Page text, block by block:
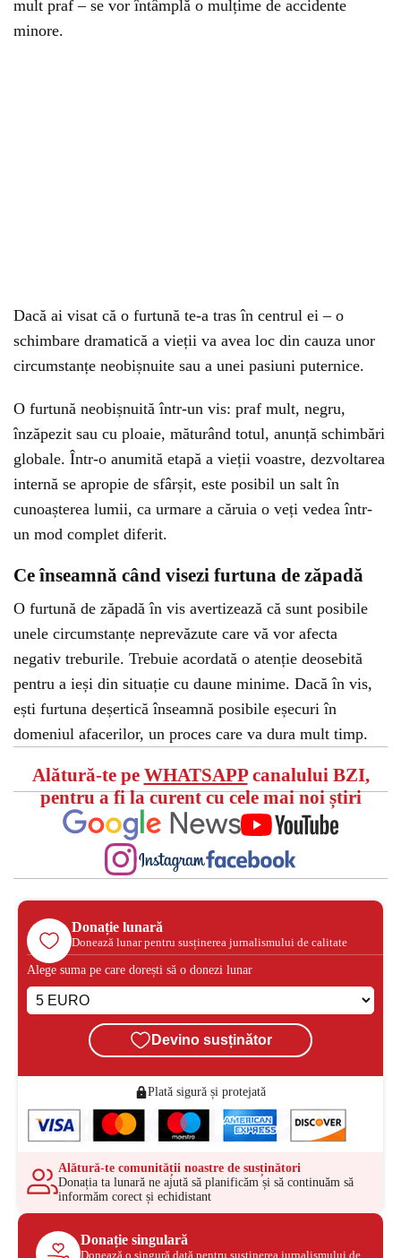
mult praf – se vor întâmplă o mulțime de accidente
minore.
Dacă ai visat că o furtună te-a tras în centrul ei – o
schimbare dramatică a vieții va avea loc din cauza unor
circumstanțe neobișnuite sau a unei pasiuni puternice.
O furtună neobișnuită într-un vis: praf mult, negru,
înzăpezit sau cu ploaie, măturând totul, anunță schimbări
globale. Într-o anumită etapă a vieții voastre, dezvoltarea
internă se apropie de sfârșit, este posibil un salt în
cunoașterea lumii, ca urmare a căruia o veți vedea într-
un mod complet diferit.
Ce înseamnă când visezi furtuna de zăpadă
O furtună de zăpadă în vis avertizează că sunt posibile
unele circumstanțe neprevăzute care vă vor afecta
negativ treburile. Trebuie acordată o atenție deosebită
pentru a ieși din situație cu daune minime. Dacă în vis,
ești furtuna deșertică înseamnă posibile eșecuri în
domeniul afacerilor, un proces care va dura mult timp.
Alătură-te pe WHATSAPPcanalului BZI,
pentru a fi la curent cu cele mai noi știri
Donație lunară
Donează lunar pentru susținerea jurnalismului de calitate
Alege suma pe care dorești să o donezi lunar
Devino susținător
Plată sigură și protejată
Alătură-te comunității noastre de susținători
Donația ta lunară ne ajută să planificăm și să continuăm să
informăm corect și echidistant
Donație singulară
Donează o singură dată pentru susținerea jurnalismului de